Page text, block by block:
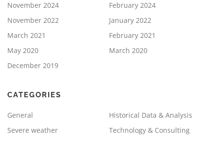
November 2024
February 2024
November 2022
January 2022
March 2021
February 2021
May 2020
March 2020
December 2019
CATEGORIES
General
Historical Data & Analysis
Severe weather
Technology & Consulting